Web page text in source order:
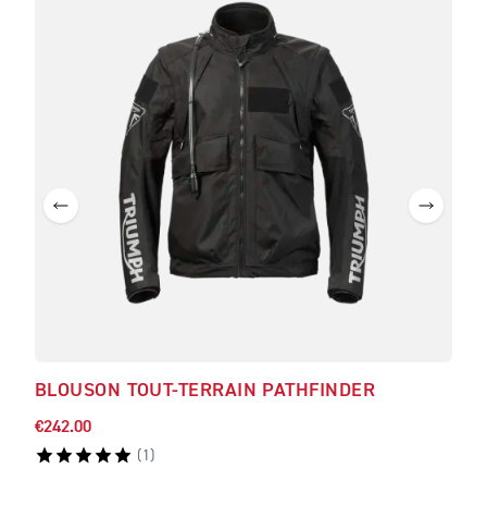
BLOUSON TOUT-TERRAIN PATHFINDER
€242.00
( 1 )